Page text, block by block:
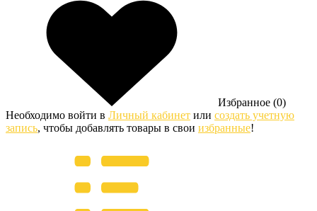
Избранное (0)
Необходимо войти в Личный кабинет или создать учетную
запись, чтобы добавлять товары в свои избранные!